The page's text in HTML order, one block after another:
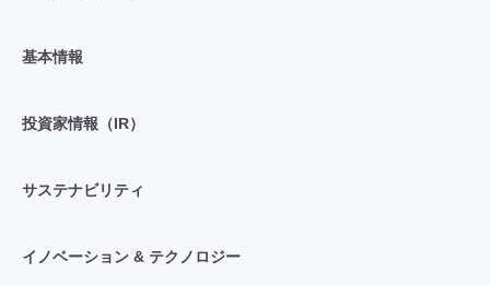
基本情報
投資家情報（IR）
サステナビリティ
イノベーション & テクノロジー